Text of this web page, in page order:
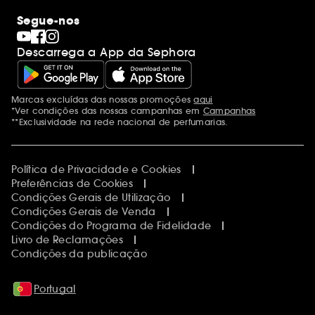
Internacional
Descobrir a Sephora
Código promocional Sephora
Dia dos Namorados
Dia do Pai
Dia da Mãe
Calendários do Advento
Singles' Day
Black Friday
Cyber Monday
Blue Monday
Segue-nos
Descarrega a App da Sephora
Menções adicionais
Marcas excluídas das nossas promoçõesaqui
*Ver condições das nossas campanhas em Campanhas
**Exclusividade na rede nacional de perfumarias.
Política de Privacidade e Cookies
Preferências de Cookies
Condições Gerais de Utilização
Condições Gerais de Venda
Condições do Programa de Fidelidade
Livro de Reclamações
Condições da publicação
Portugal